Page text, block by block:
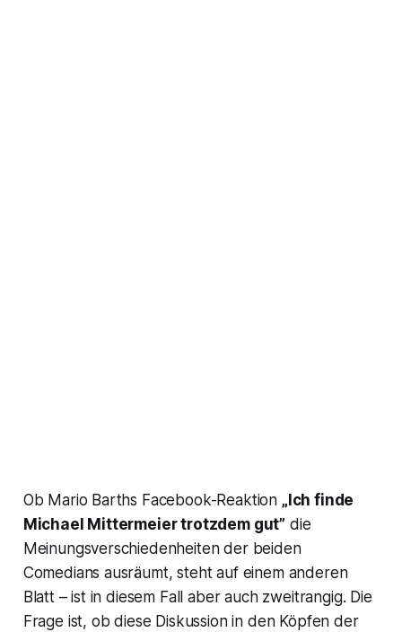
Ob Mario Barths Facebook-Reaktion „Ich finde
Michael Mittermeier trotzdem gut” die
Meinungsverschiedenheiten der beiden
Comedians ausräumt, steht auf einem anderen
Blatt – ist in diesem Fall aber auch zweitrangig. Die
Frage ist, ob diese Diskussion in den Köpfen der